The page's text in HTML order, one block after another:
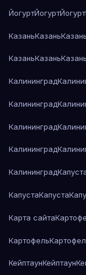
ЙогуртЙогуртЙогурт
КазаньКазаньКазань
КазаньКазаньКазань
Калининград
Калининград
Калининград
Калининград
Калининград
КапустаКапуста
Карта сайта
Картофель
КейптаунКейптаун